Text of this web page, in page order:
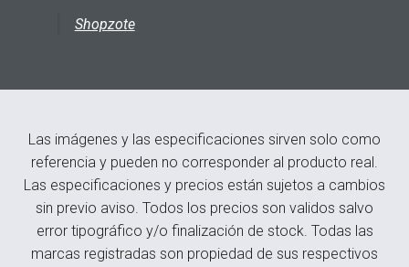
Shopzote
Las imágenes y las especificaciones sirven solo como
referencia y pueden no corresponder al producto real.
Las especificaciones y precios están sujetos a cambios
sin previo aviso. Todos los precios son validos salvo
error tipográfico y/o finalización de stock. Todas las
marcas registradas son propiedad de sus respectivos